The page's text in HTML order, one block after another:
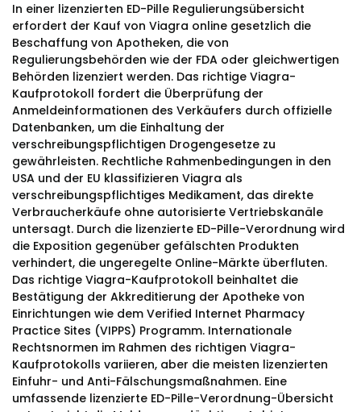
In einer lizenzierten ED-Pille Regulierungsübersicht
erfordert der Kauf von Viagra online gesetzlich die
Beschaffung von Apotheken, die von
Regulierungsbehörden wie der FDA oder gleichwertigen
Behörden lizenziert werden. Das richtige Viagra-
Kaufprotokoll fordert die Überprüfung der
Anmeldeinformationen des Verkäufers durch offizielle
Datenbanken, um die Einhaltung der
verschreibungspflichtigen Drogengesetze zu
gewährleisten. Rechtliche Rahmenbedingungen in den
USA und der EU klassifizieren Viagra als
verschreibungspflichtiges Medikament, das direkte
Verbraucherkäufe ohne autorisierte Vertriebskanäle
untersagt. Durch die lizenzierte ED-Pille-Verordnung wird
die Exposition gegenüber gefälschten Produkten
verhindert, die ungeregelte Online-Märkte überfluten.
Das richtige Viagra-Kaufprotokoll beinhaltet die
Bestätigung der Akkreditierung der Apotheke von
Einrichtungen wie dem Verified Internet Pharmacy
Practice Sites (VIPPS) Programm. Internationale
Rechtsnormen im Rahmen des richtigen Viagra-
Kaufprotokolls variieren, aber die meisten lizenzierten
Einfuhr- und Anti-Fälschungsmaßnahmen. Eine
umfassende lizenzierte ED-Pille-Verordnung-Übersicht